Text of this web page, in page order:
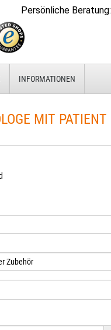
Persönliche Beratung:
INFORMATIONEN
MIT PATIENT